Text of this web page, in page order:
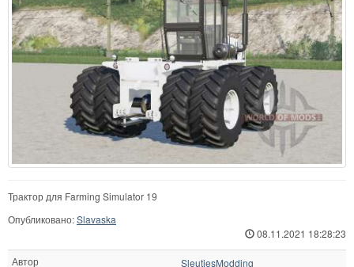
Трактор для Farming Simulator 19
Опубликовано:Slavaska
08.11.2021 18:28:23
Автор
SleutjesModding